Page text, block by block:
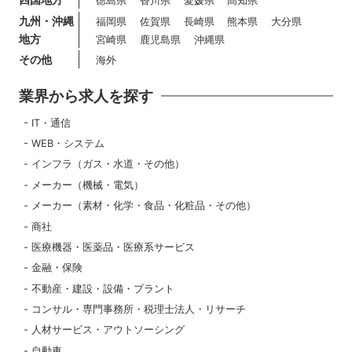
九州・沖縄
地方
福岡県 佐賀県 長崎県 熊本県
大分県
宮崎県
鹿児島県 沖縄県
その他 海外
業界から求人を探す
IT・通信
WEB・システム
インフラ（ガス・水道・その他）
メーカー（機械・電気）
メーカー（素材・化学・食品・化粧品・その他）
商社
医療機器・医薬品・医療系サービス
金融・保険
不動産・建設・設備・プラント
コンサル・専門事務所・税理士法人・リサーチ
人材サービス・アウトソーシング